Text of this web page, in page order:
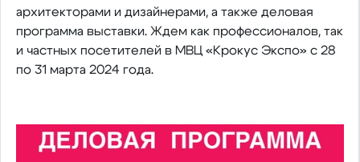
архитекторами и дизайнерами, а также деловая
программа выставки. Ждем как профессионалов, так
и частных посетителей в МВЦ «Крокус Экспо» с 28
по 31 марта 2024 года.